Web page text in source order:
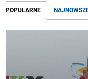
POPULARNE